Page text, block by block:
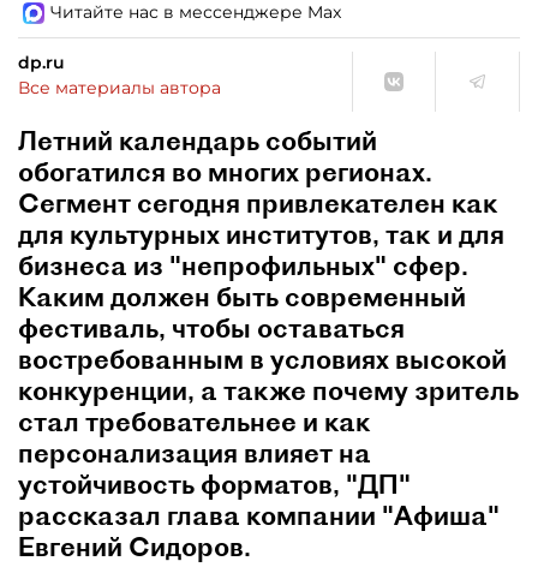
Читайте нас в мессенджере Max
dp.ru
Все материалы автора
Летний календарь событий
обогатился во многих регионах.
Сегмент сегодня привлекателен как
для культурных институтов, так и для
бизнеса из "непрофильных" сфер.
Каким должен быть современный
фестиваль, чтобы оставаться
востребованным в условиях высокой
конкуренции, а также почему зритель
стал требовательнее и как
персонализация влияет на
устойчивость форматов, "ДП"
рассказал глава компании "Афиша"
Евгений Сидоров.